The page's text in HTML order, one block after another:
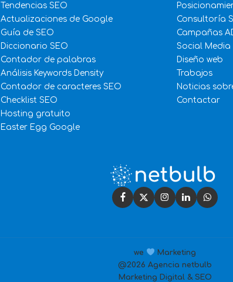
Tendencias SEO
Actualizaciones de Google
Guía de SEO
Diccionario SEO
Contador de palabras
Análisis Keywords Density
Contador de caracteres SEO
Checklist SEO
Hosting gratuito
Easter Egg Google
Consultoría
Campañas
Social Media
Diseño web
Trabajos
Noticias
Contactar
we
Marketing
@2026 Agencia netbulb
Marketing Digital & SEO